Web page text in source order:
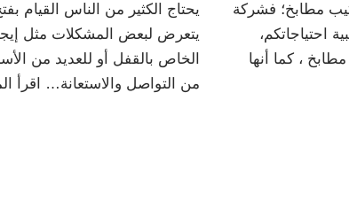
مطابخ؛ فشركة
احتياجاتكم،
، كما أنها
يحتاج الكثير من الناس القيام
يتعرض لبعض المشكلات مثل
الخاص بالقفل أو للعديد من
من التواصل والاستعانة…
اقرأ